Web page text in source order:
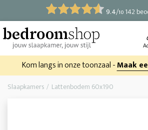
9.4/10 142
Kom langs in onze toonzaal -Maak
Slaapkamers Lattenbodem 60x190